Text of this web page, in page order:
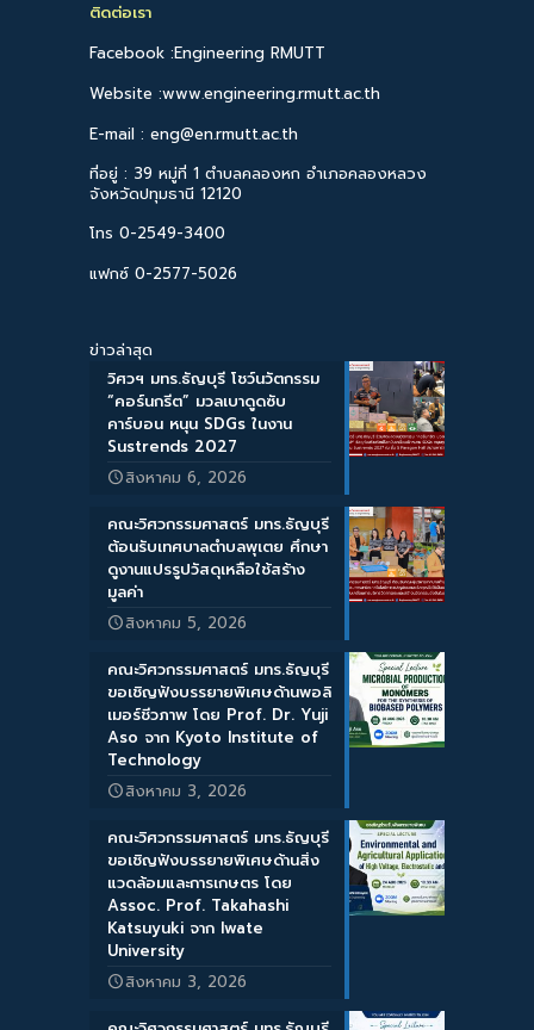
ติดต่อเรา
Facebook :Engineering RMUTT
Website :www.engineering.rmutt.ac.th
E-mail : eng@en.rmutt.ac.th
ที่อยู่ : 39 หมู่ที่ 1 ตำบลคลองหก อำเภอคลองหลวง
จังหวัดปทุมธานี 12120
โทร 0-2549-3400
แฟกซ์ 0-2577-5026
ข่าวล่าสุด
วิศวฯ มทร.ธัญบุรี โชว์นวัตกรรม
“คอร์นกรีต” มวลเบาดูดซับ
คาร์บอน หนุน SDGs ในงาน
Sustrends 2027
สิงหาคม 6, 2026
คณะวิศวกรรมศาสตร์ มทร.ธัญบุรี
ต้อนรับเทศบาลตำบลพุเตย ศึกษา
ดูงานแปรรูปวัสดุเหลือใช้สร้าง
มูลค่า
สิงหาคม 5, 2026
คณะวิศวกรรมศาสตร์ มทร.ธัญบุรี
ขอเชิญฟังบรรยายพิเศษด้านพอลิ
เมอร์ชีวภาพ โดย Prof. Dr. Yuji
Aso จาก Kyoto Institute of
Technology
สิงหาคม 3, 2026
คณะวิศวกรรมศาสตร์ มทร.ธัญบุรี
ขอเชิญฟังบรรยายพิเศษด้านสิ่ง
แวดล้อมและการเกษตร โดย
Assoc. Prof. Takahashi
Katsuyuki จาก Iwate
University
สิงหาคม 3, 2026